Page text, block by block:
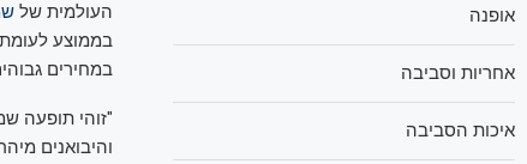
העולמית של
במחירים
"זוהי תופעה
והיבואנים
אופנה
אחריות וסביבה
איכות הסביבה